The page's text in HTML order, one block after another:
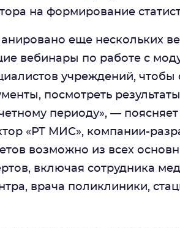
на формирование
еще нескольких
вебинары по работе с
учреждений,
посмотреть
периоду», —
«РТ МИС», компании-
возможно из всех
включая сотрудника
врача поликлиники,